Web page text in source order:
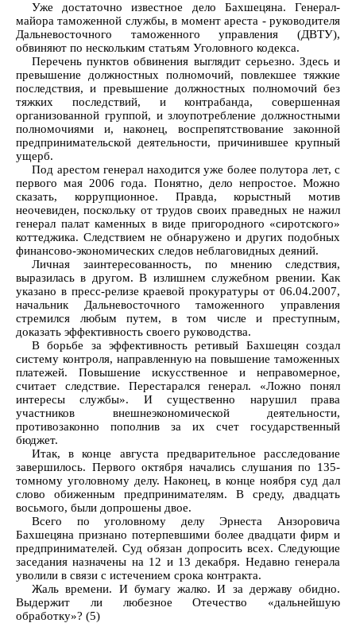
Уже достаточно известное дело Бахшецяна. Генерал-
майора таможенной службы, в момент ареста - руководителя
Дальневосточного таможенного управления (ДВТУ),
обвиняют по нескольким статьям Уголовного кодекса.
Перечень пунктов обвинения выглядит серьезно. Здесь и
превышение должностных полномочий, повлекшее тяжкие
последствия, и превышение должностных полномочий без
тяжких последствий, и контрабанда, совершенная
организованной группой, и злоупотребление должностными
полномочиями и, наконец, воспрепятствование законной
предпринимательской деятельности, причинившее крупный
ущерб.
Под арестом генерал находится уже более полутора лет, с
первого мая 2006 года. Понятно, дело непростое. Можно
сказать, коррупционное. Правда, корыстный мотив
неочевиден, поскольку от трудов своих праведных не нажил
генерал палат каменных в виде пригородного «сиротского»
коттеджика. Следствием не обнаружено и других подобных
финансово-экономических следов неблаговидных деяний.
Личная заинтересованность, по мнению следствия,
выразилась в другом. В излишнем служебном рвении. Как
указано в пресс-релизе краевой прокуратуры от 06.04.2007,
начальник Дальневосточного таможенного управления
стремился любым путем, в том числе и преступным,
доказать эффективность своего руководства.
В борьбе за эффективность ретивый Бахшецян создал
систему контроля, направленную на повышение таможенных
платежей. Повышение искусственное и неправомерное,
считает следствие. Перестарался генерал. «Ложно понял
интересы службы». И существенно нарушил права
участников внешнеэкономической деятельности,
противозаконно пополнив за их счет государственный
бюджет.
Итак, в конце августа предварительное расследование
завершилось. Первого октября начались слушания по 135-
томному уголовному делу. Наконец, в конце ноября суд дал
слово обиженным предпринимателям. В среду, двадцать
восьмого, были допрошены двое.
Всего по уголовному делу Эрнеста Анзоровича
Бахшецяна признано потерпевшими более двадцати фирм и
предпринимателей. Суд обязан допросить всех. Следующие
заседания назначены на 12 и 13 декабря. Недавно генерала
уволили в связи с истечением срока контракта.
Жаль времени. И бумагу жалко. И за державу обидно.
Выдержит ли любезное Отечество «дальнейшую
обработку»? (5)